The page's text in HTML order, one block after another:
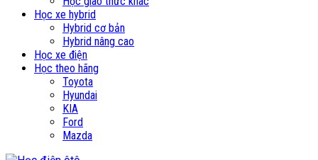
Học xe hybrid
Hybrid cơ bản
Hybrid nâng cao
Học xe điện
Học theo hãng
Toyota
Hyundai
KIA
Ford
Mazda